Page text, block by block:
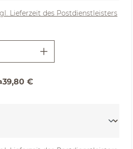
Lieferzeit des Postdienstleisters
39,80 €